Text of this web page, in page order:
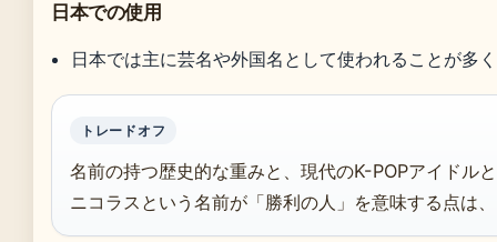
日本での使用
日本では主に芸名や外国名として使われることが多
トレードオフ
名前の持つ歴史的な重みと、現代のK-POPアイドル
ニコラスという名前が「勝利の人」を意味する点は